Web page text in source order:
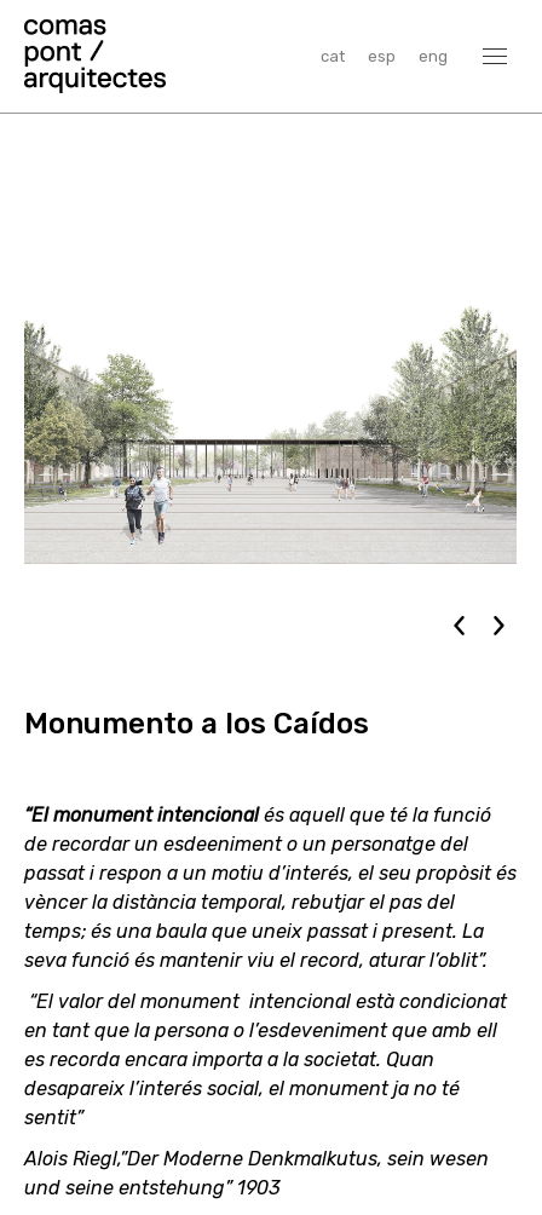
cat esp eng
Monumento a los Caídos
“El monument intencionalés aquell que té la funció
de recordar un esdeeniment o un personatge del
passat i respon a un motiu d’interés, el seu propòsit és
vèncer la distància temporal, rebutjar el pas del
temps; és una baula que uneix passat i present. La
seva funció és mantenir viu el record, aturar l’oblit”.
“El valor del monument intencional està condicionat
en tant que la persona o l’esdeveniment que amb ell
es recorda encara importa a la societat. Quan
desapareix l’interés social, el monument ja no té
sentit”
Alois Riegl,”Der Moderne Denkmalkutus, sein wesen
und seine entstehung” 1903